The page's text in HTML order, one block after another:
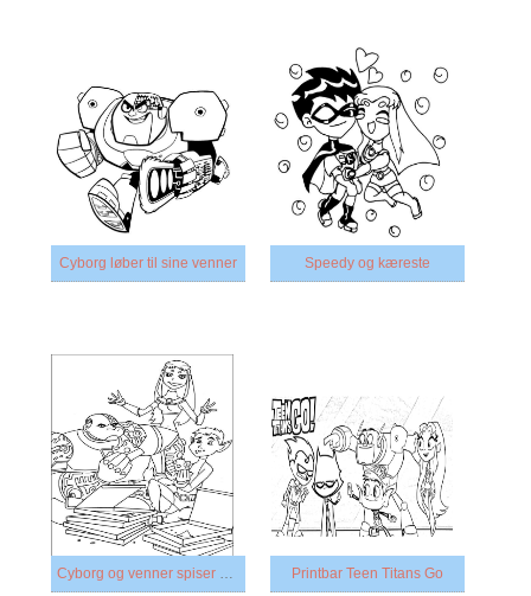
Cyborg løber til sine venner Speedy og kæreste
Cyborg og venner spiser pizza Printbar Teen Titans Go